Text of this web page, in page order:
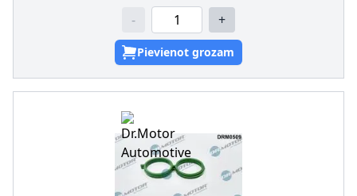
- +
Pievienot grozam